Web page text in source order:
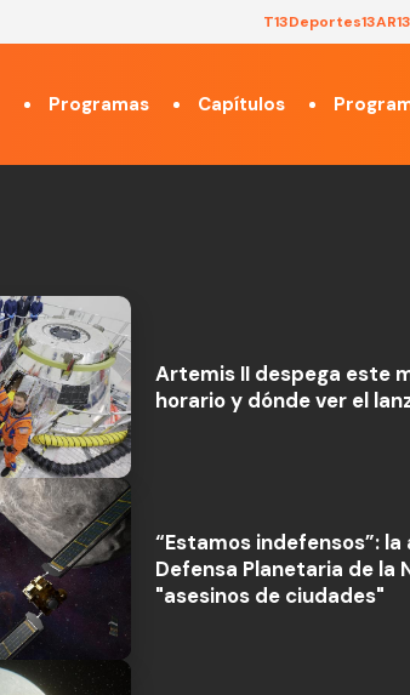
T13Deportes13AR13
Programas Capítulos
Artemis II despega este
horario y dónde ver el
“Estamos indefensos”:
Defensa Planetaria de la
"asesinos de ciudades"